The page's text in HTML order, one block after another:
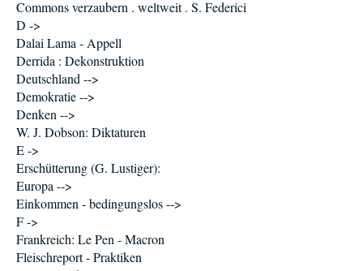
Commons verzaubern . weltweit . S. Federici
D ->
Dalai Lama - Appell
Derrida : Dekonstruktion
Deutschland -->
Demokratie -->
Denken -->
W. J. Dobson: Diktaturen
E ->
Erschütterung (G. Lustiger):
Europa -->
Einkommen - bedingungslos -->
F ->
Frankreich: Le Pen - Macron
Fleischreport - Praktiken